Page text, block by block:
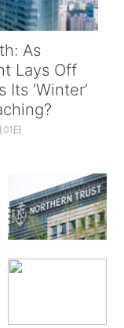
As
Lays Off
Its ‘Winter’
日